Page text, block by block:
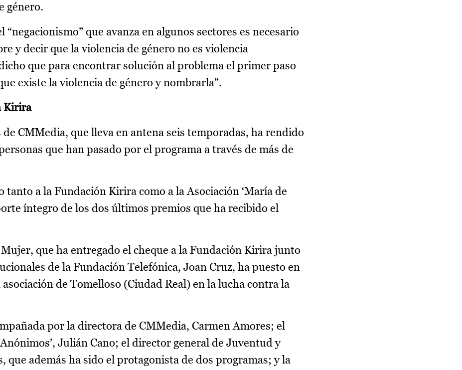
género.
que avanza en algunos sectores es necesario
y decir que la violencia de género no es violencia
que para encontrar solución al problema el primer paso
existe la violencia de género y nombrarla”.
Kirira
CMMedia, que lleva en antena seis temporadas, ha rendido
que han pasado por el programa a través de más de
tanto a la Fundación Kirira como a la Asociación ‘María de
íntegro de los dos últimos premios que ha recibido el
que ha entregado el cheque a la Fundación Kirira junto
de la Fundación Telefónica, Joan Cruz, ha puesto en
de Tomelloso (Ciudad Real) en la lucha contra la
por la directora de CMMedia, Carmen Amores; el
Julián Cano; el director general de Juventud y
que además ha sido el protagonista de dos programas; y la